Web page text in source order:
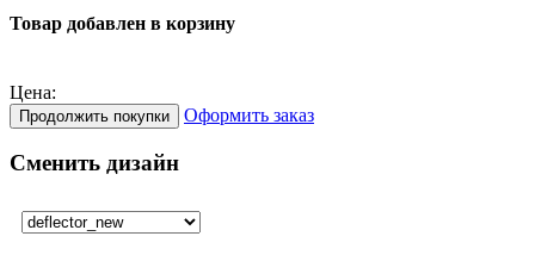
Товар добавлен в корзину
Цена:
Продолжить покупки Оформить заказ
Сменить дизайн